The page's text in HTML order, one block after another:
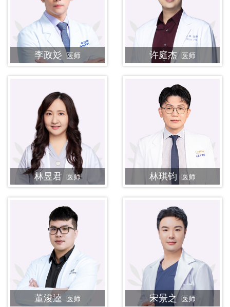
李政彣 医师 许庭杰 医师
林昱君 医师 林琪钧 医师
董浚逵 医师 宋景之 医师